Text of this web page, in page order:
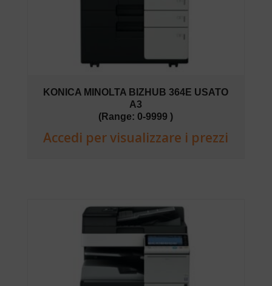
KONICA MINOLTA BIZHUB 364E USATO
A3
(Range: 0-9999 )
Accedi per visualizzare i prezzi